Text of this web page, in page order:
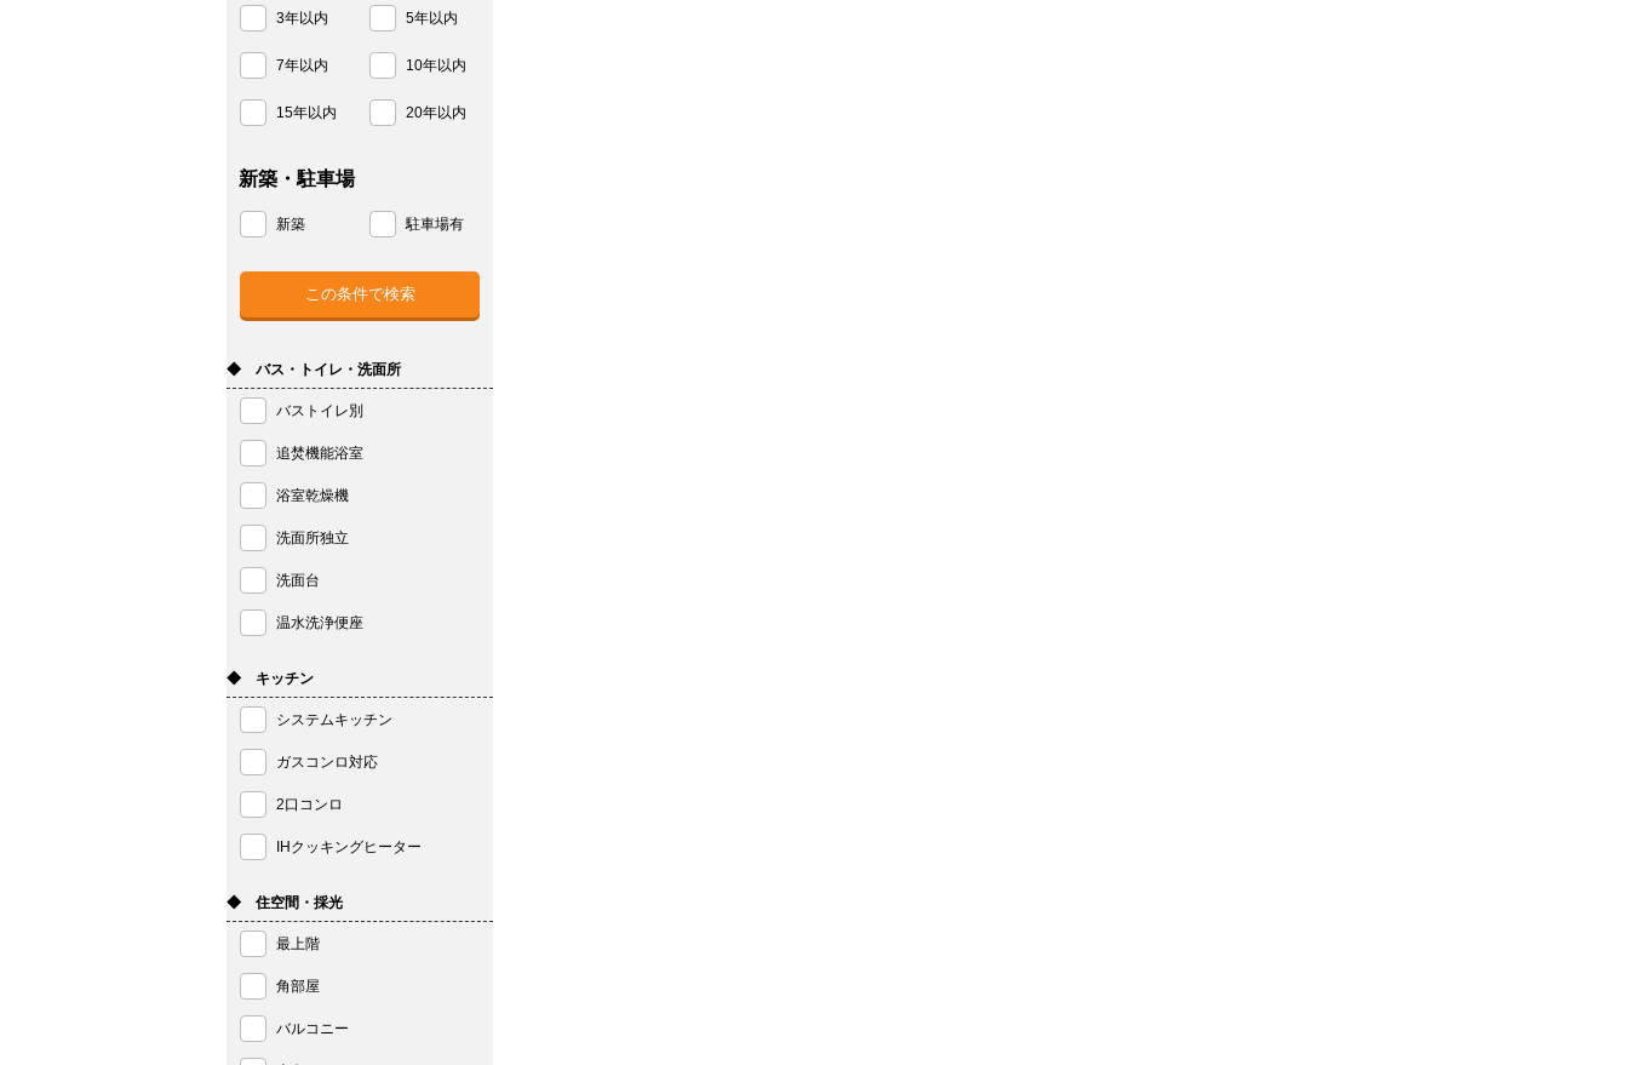
3年以内 5年以内
7年以内 10年以内
15年以内 20年以内
新築・駐車場
新築 駐車場有
◆ バス・トイレ・洗面所
バストイレ別
追焚機能浴室
浴室乾燥機
洗面所独立
洗面台
温水洗浄便座
◆ キッチン
システムキッチン
ガスコンロ対応
2口コンロ
IHクッキングヒーター
◆ 住空間・採光
最上階
角部屋
バルコニー